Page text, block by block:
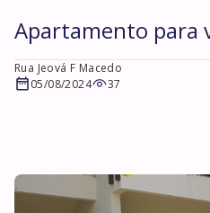
Apartamento para
Rua Jeová F Macedo
05/08/2024
37